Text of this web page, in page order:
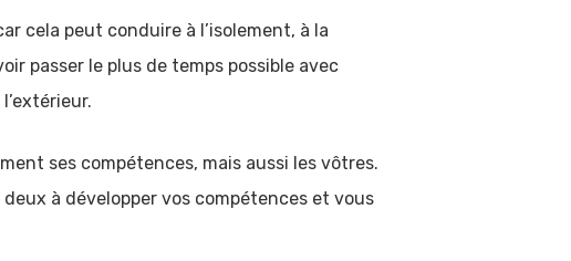
cela peut conduire à l’isolement, à la
passer le plus de temps possible avec
ses compétences, mais aussi les vôtres.
à développer vos compétences et vous